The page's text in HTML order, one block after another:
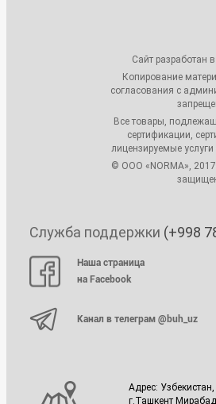
Сайт разработан
Копирование
согласования с
Все товары,
сертификации,
лицензируемые
© ООО «NORMA»,
Служба поддержки (+998
Наша страница
на Facebook
Канал в телеграм @buh_uz
Адрес: Узбекистан,
г.Ташкент